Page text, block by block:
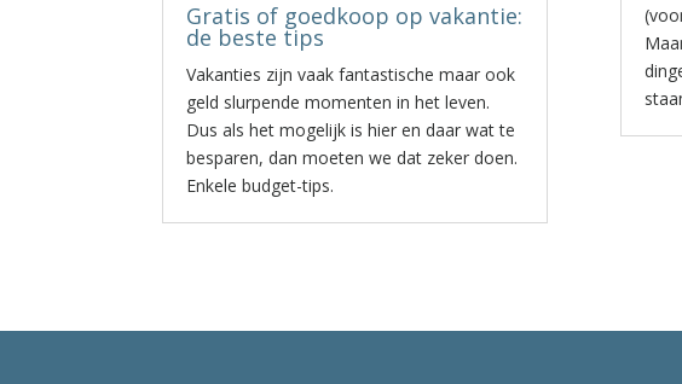
Gratis of goedkoop op vakantie:
de beste tips
Vakanties zijn vaak fantastische maar ook
geld slurpende momenten in het leven.
Dus als het mogelijk is hier en daar wat te
besparen, dan moeten we dat zeker doen.
Enkele budget-tips.